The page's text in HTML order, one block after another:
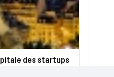
des startups